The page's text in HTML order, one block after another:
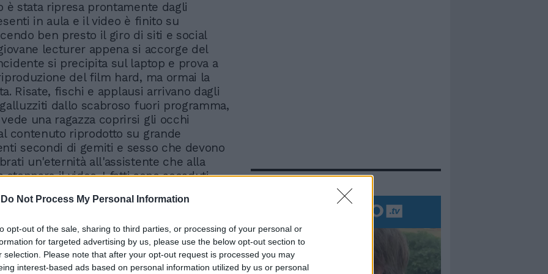
Do Not Process My Personal Information
opt-out of the sale, sharing to third parties, or processing of your personal or
for targeted advertising by us, please use the below opt-out section to
selection. Please note that after your opt-out request is processed you may
interest-based ads based on personal information utilized by us or personal
è stata ripresa prontamente dagli
in aula e il video è finito su
ben presto il giro di siti e social
lecturer appena si accorge del
si precipita sul laptop e prova a
del film hard, ma ormai la
Risate, fischi e applausi arrivano dagli
dallo scabroso fuori programma,
una ragazza coprirsi gli occhi
contenuto riprodotto su grande
secondi di gemiti e sesso che devono
un'eternità all'assistente che alla
stoppare il video. I fatti sono accaduti
all'incauto cybernauta in cattedra.
In evidenza